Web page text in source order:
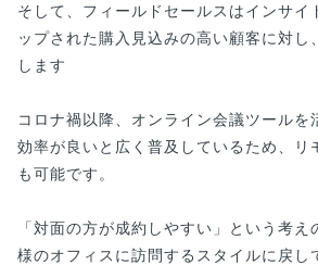
そして、フィールドセールスはインサイ
ップされた購入見込みの高い顧客に対し
します
コロナ禍以降、オンライン会議ツールを
効率が良いと広く普及しているため、リ
も可能です。
「対面の方が成約しやすい」という考
様のオフィスに訪問するスタイルに戻し